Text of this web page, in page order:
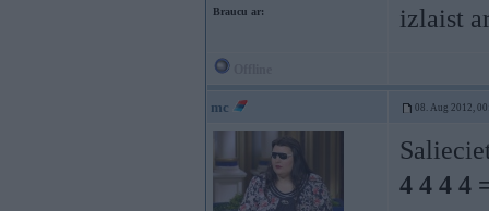
Braucu ar:
izlaist
mc 08. Aug 2012,
4 4 4 4